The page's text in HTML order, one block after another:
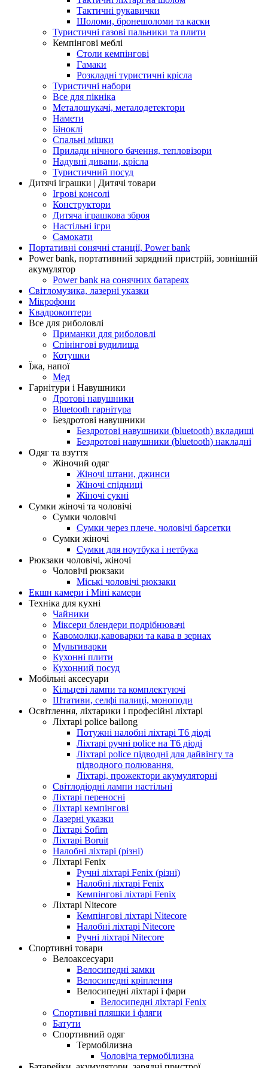
Тактичні рукавички
Шоломи, бронешоломи та каски
Туристичні газові пальники та плити
Кемпінгові меблі
Столи кемпінгові
Гамаки
Розкладні туристичні крісла
Туристичні набори
Все для пікніка
Металошукачі, металодетектори
Намети
Біноклі
Спальні мішки
Прилади нічного бачення, тепловізори
Надувні дивани, крісла
Туристичний посуд
Дитячі іграшки | Дитячі товари
Ігрові консолі
Конструктори
Дитяча іграшкова зброя
Настільні ігри
Самокати
Портативні сонячні станції, Power bank
Power bank, портативний зарядний пристрій, зовнішній
акумулятор
Power bank на сонячних батареях
Світломузика, лазерні указки
Мікрофони
Квадрокоптери
Все для риболовлі
Приманки для риболовлі
Спінінгові вудилища
Котушки
Їжа, напої
Мед
Гарнітури і Навушники
Дротові навушники
Bluetooth гарнітура
Бездротові навушники
Бездротові навушники (bluetooth) вкладиші
Бездротові навушники (bluetooth) накладні
Одяг та взуття
Жіночий одяг
Жіночі штани, джинси
Жіночі спідниці
Жіночі сукні
Сумки жіночі та чоловічі
Сумки чоловічі
Сумки через плече, чоловічі барсетки
Сумки жіночі
Сумки для ноутбука і нетбука
Рюкзаки чоловічі, жіночі
Чоловічі рюкзаки
Міські чоловічі рюкзаки
Екшн камери і Міні камери
Техніка для кухні
Чайники
Міксери блендери подрібнювачі
Кавомолки,кавоварки та кава в зернах
Мультиварки
Кухонні плити
Кухонний посуд
Мобільні аксесуари
Кільцеві лампи та комплектуючі
Штативи, селфі палиці, моноподи
Освітлення, ліхтарики і професійні ліхтарі
Ліхтарі police bailong
Потужні налобні ліхтарі T6 діоді
Ліхтарі ручні police на T6 діоді
Ліхтарі police підводні для дайвінгу та
підводного полювання.
Ліхтарі, прожектори акумуляторні
Світлодіодні лампи настільні
Ліхтарі переносні
Ліхтарі кемпінгові
Лазерні указки
Ліхтарі Sofirn
Ліхтарі Boruit
Налобні ліхтарі (різні)
Ліхтарі Fenix
Ручні ліхтарі Fenix ​​(різні)
Налобні ліхтарі Fenix
Кемпінгові ліхтарі Fenix
Ліхтарі Nitecore
Кемпінгові ліхтарі Nitecore
Налобні ліхтарі Nitecore
Ручні ліхтарі Nitecore
Спортивні товари
Велоаксесуари
Велосипедні замки
Велосипедні кріплення
Велосипедні ліхтарі і фари
Велосипедні ліхтарі Fenix
Спортивні пляшки і фляги
Батути
Спортивний одяг
Термобілизна
Чоловіча термобілизна